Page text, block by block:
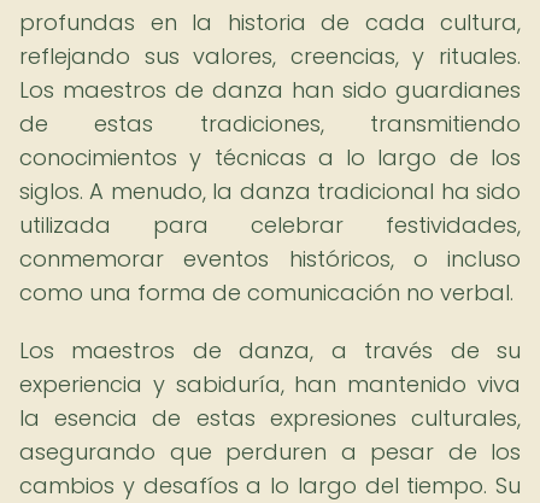
profundas en la historia de cada cultura,
reflejando sus valores, creencias, y rituales.
Los maestros de danza han sido guardianes
de estas tradiciones, transmitiendo
conocimientos y técnicas a lo largo de los
siglos. A menudo, la danza tradicional ha sido
utilizada para celebrar festividades,
conmemorar eventos históricos, o incluso
como una forma de comunicación no verbal.
Los maestros de danza, a través de su
experiencia y sabiduría, han mantenido viva
la esencia de estas expresiones culturales,
asegurando que perduren a pesar de los
cambios y desafíos a lo largo del tiempo. Su